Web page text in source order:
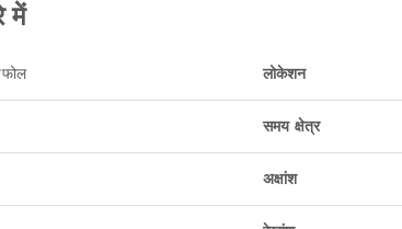
में
लोकेशन
समय क्षेत्र
अक्षांश